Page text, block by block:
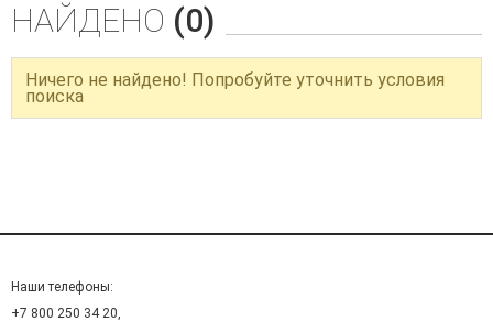
НАЙДЕНО (0)
Ничего не найдено! Попробуйте уточнить условия
поиска
Наши телефоны:
+7 800 250 34 20,